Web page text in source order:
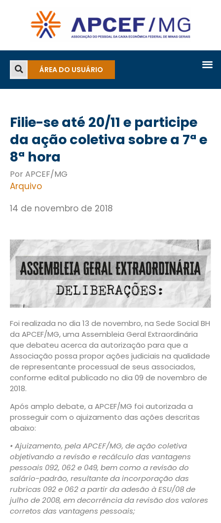
ÁREA DO USUÁRIO
Filie-se até 20/11 e participe
da ação coletiva sobre a 7ª e
8ª hora
Por APCEF/MG
Arquivo
14 de novembro de 2018
Foi realizada no dia 13 de novembro, na Sede Social BH
da APCEF/MG, uma Assembleia Geral Extraordinária
que debateu acerca da autorização para que a
Associação possa propor ações judiciais na qualidade
de representante processual de seus associados,
conforme edital publicado no dia 09 de novembro de
2018.
Após amplo debate, a APCEF/MG foi autorizada a
prosseguir com o ajuizamento das ações descritas
abaixo:
• Ajuizamento, pela APCEF/MG, de ação coletiva
objetivando a revisão e recálculo das vantagens
pessoais 092, 062 e 049, bem como a revisão do
salário-padrão, resultante da incorporação das
rubricas 092 e 062 a partir da adesão à ESU/08 de
julho de 2008, em decorrência da revisão dos valores
corretos das vantagens pessoais;